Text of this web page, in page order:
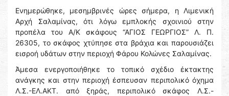
Ενημερώθηκε, μεσημβρινές ώρες σήμερα, η Λιμενική
Αρχή Σαλαμίνας, ότι λόγω εμπλοκής σχοινιού στην
προπέλα του Α/Κ σκάφους “ΑΓΙΟΣ ΓΕΩΡΓΙΟΣ” Λ. Π.
26305, το σκάφος χτύπησε στα βράχια και παρουσιάζει
εισροή υδάτων στην περιοχή Φάρου Κολώνες Σαλαμίνας.
Άμεσα ενεργοποιήθηκε το τοπικό σχέδιο έκτακτης
ανάγκης και στην περιοχή έσπευσαν περιπολικό όχημα
Λ.Σ.-ΕΛ.ΑΚΤ. από ξηράς, περιπολικό σκάφος Λ.Σ.-